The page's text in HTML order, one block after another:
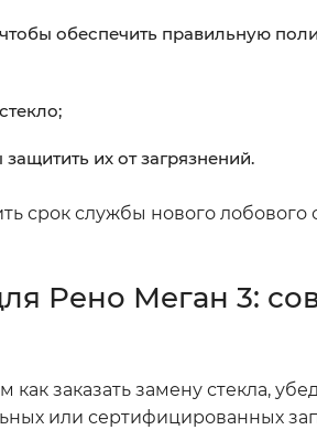
обеспечить правильную
их от загрязнений.
срок службы нового лобового
Рено Меган 3:
заказать замену стекла,
или сертифицированных